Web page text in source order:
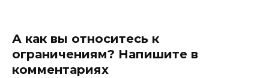
А как вы относитесь к
ограничениям? Напишите в
комментариях